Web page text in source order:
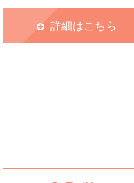
詳細はこちら